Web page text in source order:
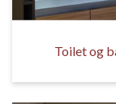
Toilet og